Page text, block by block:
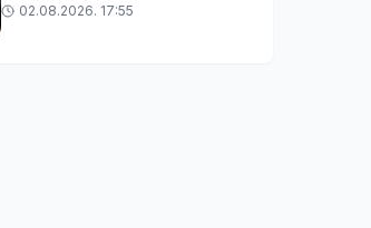
02.08.2026. 17:55